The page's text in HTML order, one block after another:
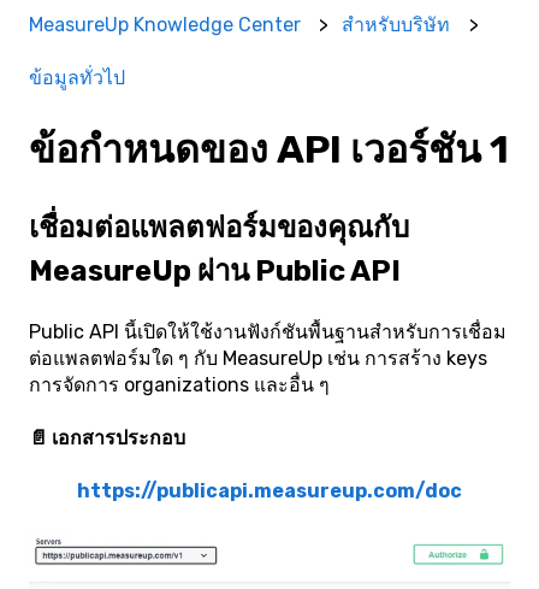
MeasureUp Knowledge Center สำหรับบริษัท
ข้อมูลทั่วไป
ข้อกำหนดของ API เวอร์ชัน 1
เชื่อมต่อแพลตฟอร์มของคุณกับ
MeasureUp ผ่าน Public API
Public API นี้เปิดให้ใช้งานฟังก์ชันพื้นฐานสำหรับการเชื่อม
ต่อแพลตฟอร์มใด ๆ กับ MeasureUp เช่น การสร้าง keys
การจัดการ organizations และอื่น ๆ
📄 เอกสารประกอบ
https://publicapi.measureup.com/doc